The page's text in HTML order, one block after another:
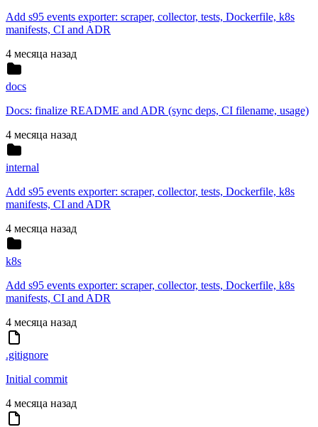
Add s95 events exporter: scraper, collector, tests, Dockerfile, k8s
manifests, CI and ADR
4 месяца назад
docs
Docs: finalize README and ADR (sync deps, CI filename, usage)
4 месяца назад
internal
Add s95 events exporter: scraper, collector, tests, Dockerfile, k8s
manifests, CI and ADR
4 месяца назад
k8s
Add s95 events exporter: scraper, collector, tests, Dockerfile, k8s
manifests, CI and ADR
4 месяца назад
.gitignore
Initial commit
4 месяца назад